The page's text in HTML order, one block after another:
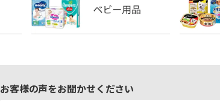
お客様の声をお聞かせください